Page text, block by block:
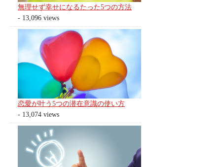
無理せず幸せになるたった5つの方法
- 13,096 views
恋愛が叶う5つの潜在意識の使い方
- 13,074 views